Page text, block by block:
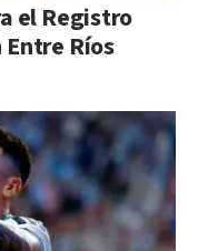
el Registro
Ríos